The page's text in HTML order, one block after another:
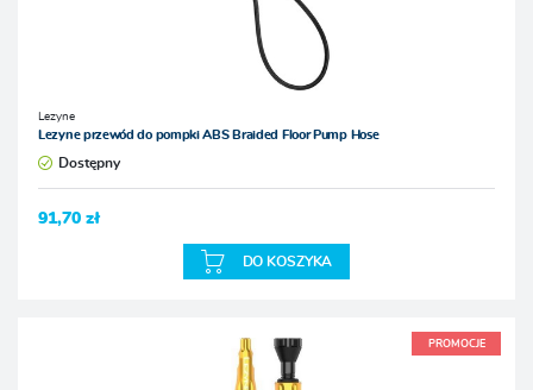
Lezyne
Lezyne przewód do pompki ABS Braided Floor Pump Hose
Dostępny
91,70 zł
DO KOSZYKA
PROMOCJE